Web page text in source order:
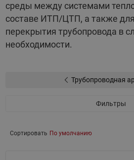
среды между системами
составе ИТП/ЦТП, а также
перекрытия трубопровода в
необходимости.
Трубопроводная
Фильтры
Сортировать По умолчанию